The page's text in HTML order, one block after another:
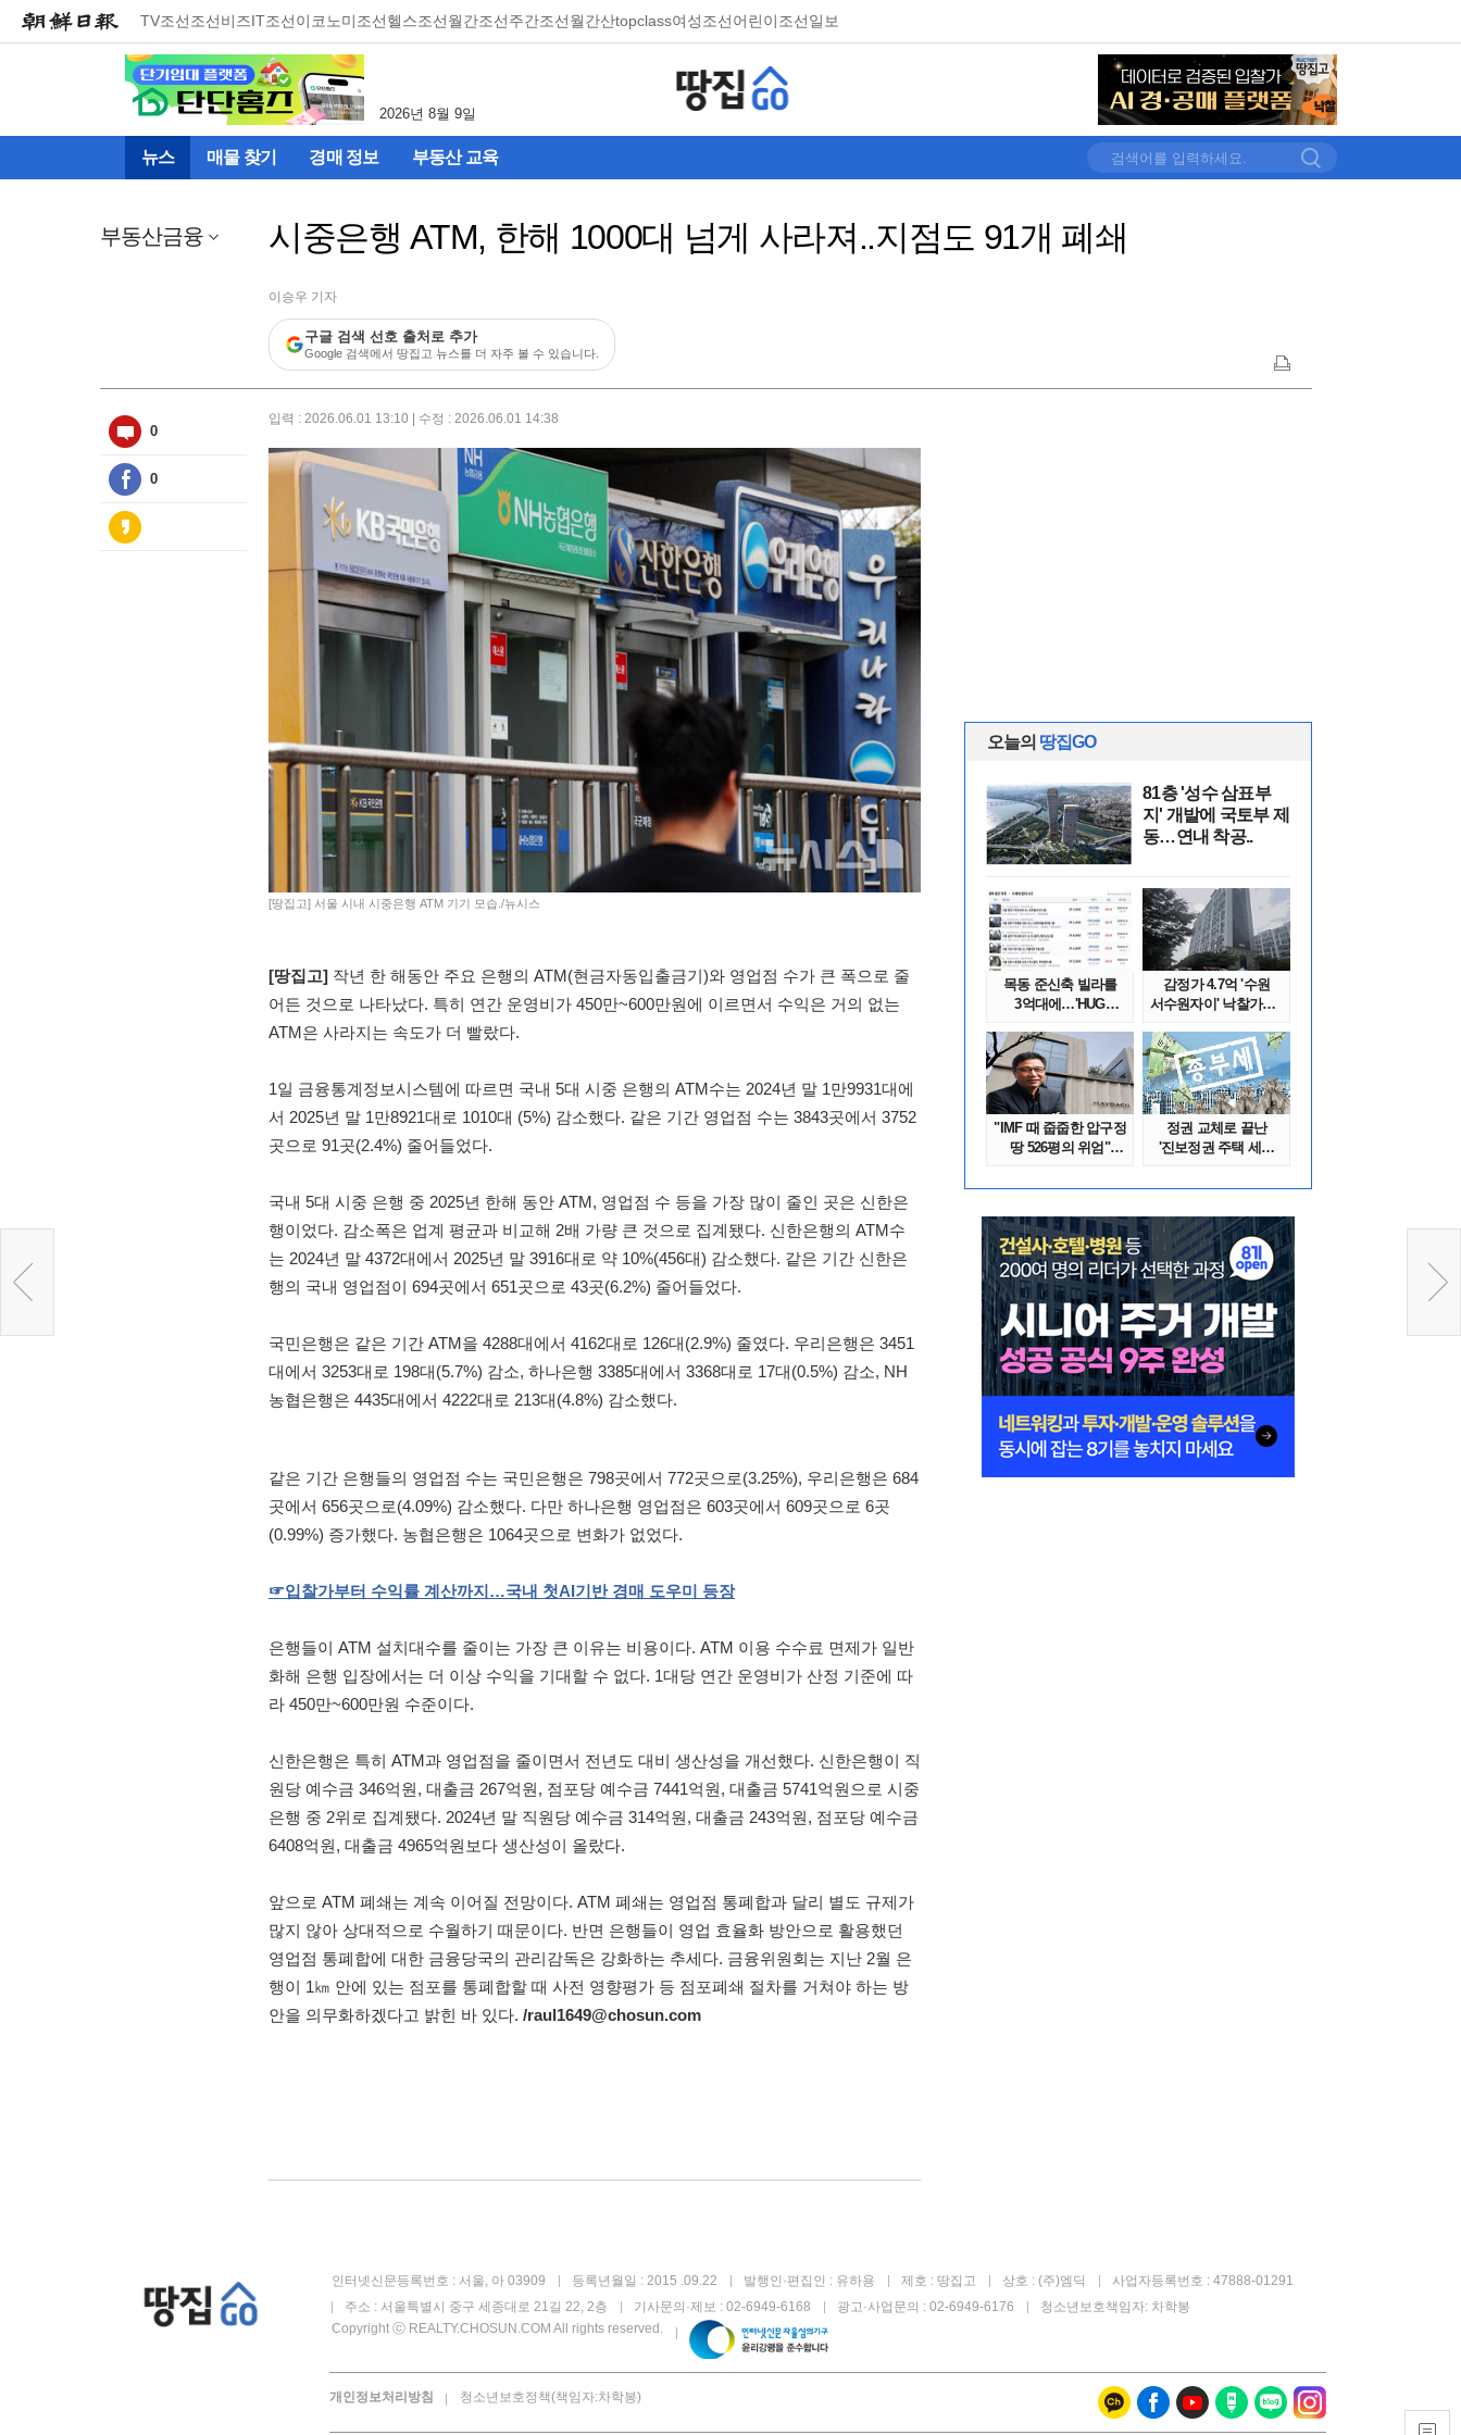
TV조선조선비즈IT조선이코노미조선헬스조선월간조선주간조선월간산topclass여성조선어린이조선일보
2026년 8월 9일
뉴스 매물 찾기 경매 정보 부동산 교육
부동산금융 시중은행 ATM, 한해 1000대 넘게 사라져..지점도 91개 폐쇄
이승우 기자
구글 검색 선호 출처로 추가
Google 검색에서 땅집고 뉴스를 더 자주 볼 수 있습니다.
0
0
입력 : 2026.06.01 13:10 | 수정 : 2026.06.01 14:38
[땅집고] 서울 시내 시중은행 ATM 기기 모습./뉴시스
[땅집고] 작년 한 해동안 주요 은행의 ATM(현금자동입출금기)와 영업점 수가 큰 폭으로 줄
어든 것으로 나타났다. 특히 연간 운영비가 450만~600만원에 이르면서 수익은 거의 없는
ATM은 사라지는 속도가 더 빨랐다.
1일 금융통계정보시스템에 따르면 국내 5대 시중 은행의 ATM수는 2024년 말 1만9931대에
서 2025년 말 1만8921대로 1010대 (5%) 감소했다. 같은 기간 영업점 수는 3843곳에서 3752
곳으로 91곳(2.4%) 줄어들었다.
국내 5대 시중 은행 중 2025년 한해 동안 ATM, 영업점 수 등을 가장 많이 줄인 곳은 신한은
행이었다. 감소폭은 업계 평균과 비교해 2배 가량 큰 것으로 집계됐다. 신한은행의 ATM수
는 2024년 말 4372대에서 2025년 말 3916대로 약 10%(456대) 감소했다. 같은 기간 신한은
행의 국내 영업점이 694곳에서 651곳으로 43곳(6.2%) 줄어들었다.
국민은행은 같은 기간 ATM을 4288대에서 4162대로 126대(2.9%) 줄였다. 우리은행은 3451
대에서 3253대로 198대(5.7%) 감소, 하나은행 3385대에서 3368대로 17대(0.5%) 감소, NH
농협은행은 4435대에서 4222대로 213대(4.8%) 감소했다.
같은 기간 은행들의 영업점 수는 국민은행은 798곳에서 772곳으로(3.25%), 우리은행은 684
곳에서 656곳으로(4.09%) 감소했다. 다만 하나은행 영업점은 603곳에서 609곳으로 6곳
(0.99%) 증가했다. 농협은행은 1064곳으로 변화가 없었다.
☞입찰가부터 수익률 계산까지…국내 첫AI기반 경매 도우미 등장
은행들이 ATM 설치대수를 줄이는 가장 큰 이유는 비용이다. ATM 이용 수수료 면제가 일반
화해 은행 입장에서는 더 이상 수익을 기대할 수 없다. 1대당 연간 운영비가 산정 기준에 따
라 450만~600만원 수준이다.
신한은행은 특히 ATM과 영업점을 줄이면서 전년도 대비 생산성을 개선했다. 신한은행이 직
원당 예수금 346억원, 대출금 267억원, 점포당 예수금 7441억원, 대출금 5741억원으로 시중
은행 중 2위로 집계됐다. 2024년 말 직원당 예수금 314억원, 대출금 243억원, 점포당 예수금
6408억원, 대출금 4965억원보다 생산성이 올랐다.
앞으로 ATM 폐쇄는 계속 이어질 전망이다. ATM 폐쇄는 영업점 통폐합과 달리 별도 규제가
많지 않아 상대적으로 수월하기 때문이다. 반면 은행들이 영업 효율화 방안으로 활용했던
영업점 통폐합에 대한 금융당국의 관리감독은 강화하는 추세다. 금융위원회는 지난 2월 은
행이 1㎞ 안에 있는 점포를 통폐합할 때 사전 영향평가 등 점포폐쇄 절차를 거쳐야 하는 방
안을 의무화하겠다고 밝힌 바 있다. /raul1649@chosun.com
오늘의 땅집GO
81층 '성수 삼표부
지' 개발에 국토부 제
동…연내 착공..
목동 준신축 빌라를
3억대에…'HUG
감정가 4.7억 '수원
서수원자이' 낙찰가는?
"IMF 때 줍줍한 압구정
땅 526평의 위엄"
정권 교체로 끝난
'진보정권 주택 세금
인터넷신문등록번호 : 서울, 아 03909 등록년월일 : 2015 .09.22 발행인·편집인 : 유하용 제호 : 땅집고 상호 : (주)엠딕
사업자등록번호 : 47888-01291
주소 : 서울특별시 중구 세종대로 21길 22, 2층
기사문의·제보 : 02-6949-6168 광고·사업문의 : 02-6949-6176
청소년보호책임자: 차학봉
Copyright ⓒ REALTY.CHOSUN.COM All rights reserved.
개인정보처리방침 청소년보호정책(책임자:차학봉)